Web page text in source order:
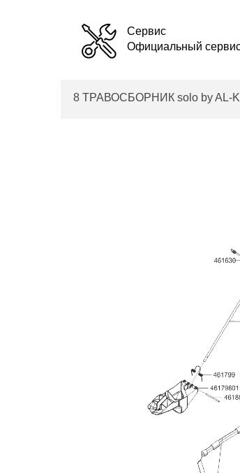
Сервис
Официальный
8 ТРАВОСБОРНИК solo by AL-KO